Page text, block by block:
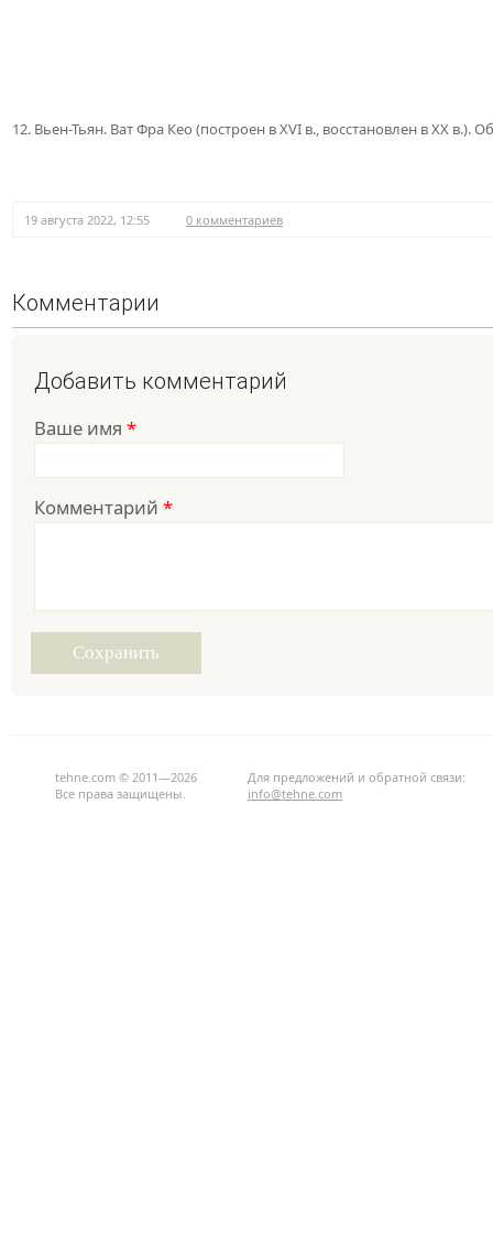
12. Вьен-Тьян. Ват Фра Кео (построен в XVI в., восстановлен в XX в.).
19 августа 2022, 12:55 0 комментариев
Комментарии
Добавить комментарий
Ваше имя *
Комментарий *
tehne.com © 2011—2026
Все права защищены.
Для предложений и обратной связи:
info@tehne.com